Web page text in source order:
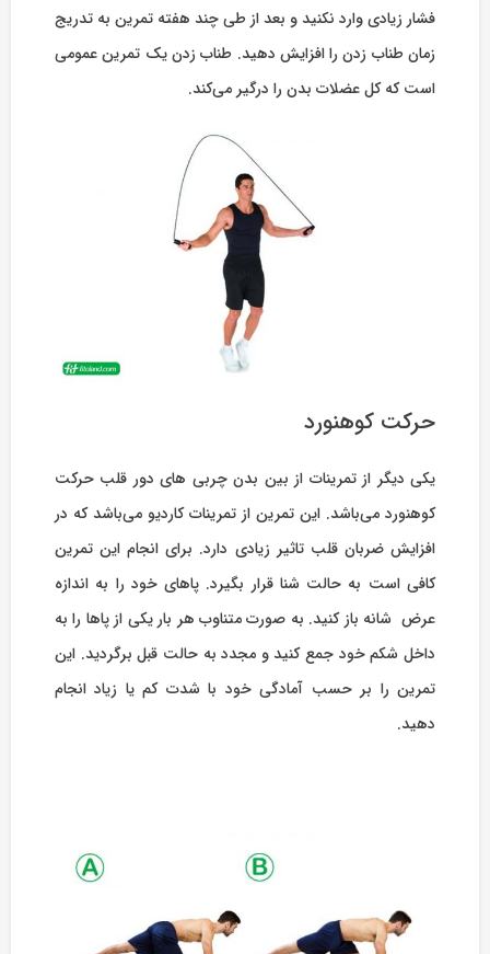
فشار زیادی وارد نکنید و بعد از طی چند هفته تمرین به تدریج
زمان طناب زدن را افزایش دهید. طناب زدن یک تمرین عمومی
است که کل عضلات بدن را درگیر می‌کند.
حرکت کوهنورد
یکی دیگر از تمرینات از بین بدن چربی های دور قلب حرکت
کوهنورد می‌باشد. این تمرین از تمرینات کاردیو می‌باشد که در
افزایش ضربان قلب تاثیر زیادی دارد. برای انجام این تمرین
کافی است به حالت شنا قرار بگیرد. پاهای خود را به اندازه
عرض شانه باز کنید. به صورت متناوب هر بار یکی از پاها را به
داخل شکم خود جمع کنید و مجدد به حالت قبل برگردید. این
تمرین را بر حسب آمادگی خود با شدت کم یا زیاد انجام
دهید.